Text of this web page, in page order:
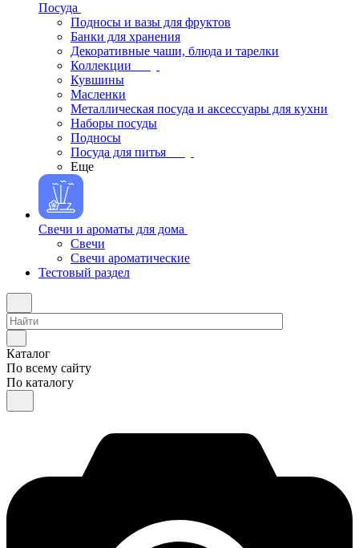
Посуда
Подносы и вазы для фруктов
Банки для хранения
Декоративные чаши, блюда и тарелки
Коллекции
Кувшины
Масленки
Металлическая посуда и аксессуары для кухни
Наборы посуды
Подносы
Посуда для питья
Еще
Свечи и ароматы для дома
Свечи
Свечи ароматические
Тестовый раздел
Каталог
По всему сайту
По каталогу